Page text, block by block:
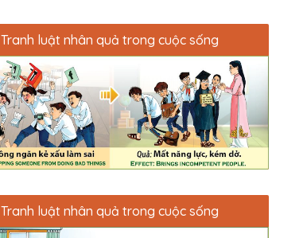
Tranh luật nhân quả trong cuộc sống
Tranh luật nhân quả trong cuộc sống